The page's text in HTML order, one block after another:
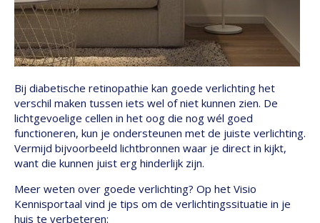
Bij diabetische retinopathie kan goede verlichting het
verschil maken tussen iets wel of niet kunnen zien. De
lichtgevoelige cellen in het oog die nog wél goed
functioneren, kun je ondersteunen met de juiste verlichting.
Vermijd bijvoorbeeld lichtbronnen waar je direct in kijkt,
want die kunnen juist erg hinderlijk zijn.
Meer weten over goede verlichting? Op het Visio
Kennisportaal vind je tips om de verlichtingssituatie in je
huis te verbeteren: